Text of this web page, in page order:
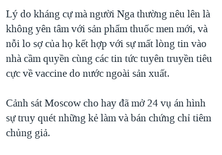
Lý do kháng cự mà người Nga thường nêu lên là
không yên tâm với sản phẩm thuốc men mới, và
nỗi lo sợ của họ kết hợp với sự mất lòng tin vào
nhà cầm quyền cùng các tin tức tuyên truyền tiêu
cực về vaccine do nước ngoài sản xuất.
Cảnh sát Moscow cho hay đã mở 24 vụ án hình
sự truy quét những kẻ làm và bán chứng chỉ tiêm
chủng giả.